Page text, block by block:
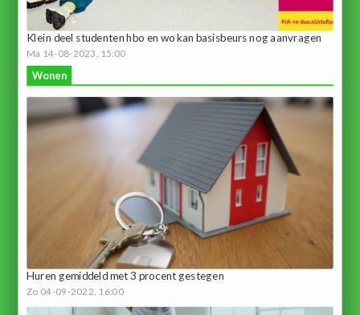
Klein deel studenten hbo en wo kan basisbeurs nog aanvragen
Ma 14-08-2023, 15:00
Wonen
Huren gemiddeld met 3 procent gestegen
Zo 04-09-2022, 16:00